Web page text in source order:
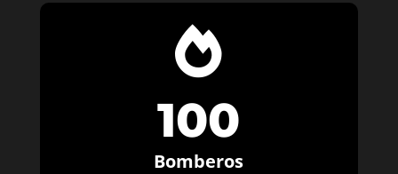

100
Bomberos